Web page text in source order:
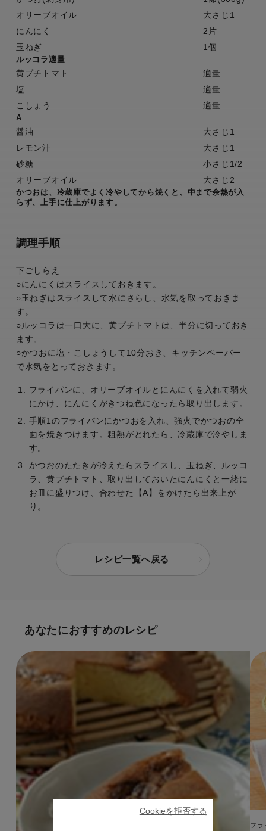
オリーブオイル
大さじ1
にんにく
2片
玉ねぎ
1個
ルッコラ適量
黄プチトマト
適量
塩
適量
こしょう
適量
A
醤油
大さじ1
レモン汁
大さじ1
砂糖
小さじ1/2
オリーブオイル
大さじ2
かつおは、冷蔵庫でよく冷やしてから焼くと、中まで余熱が入
らず、上手に仕上がります。
調理手順
下ごしらえ
○にんにくはスライスしておきます。
○玉ねぎはスライスして水にさらし、水気を取っておきま
す。
○ルッコラは一口大に、黄プチトマトは、半分に切っておき
ます。
○かつおに塩・こしょうして10分おき、キッチンペーパー
で水気をとっておきます。
フライパンに、オリーブオイルとにんにくを入れて弱火
にかけ、にんにくがきつね色になったら取り出します。
手順1のフライパンにかつおを入れ、強火でかつおの全
面を焼きつけます。粗熱がとれたら、冷蔵庫で冷やしま
す。
かつおのたたきが冷えたらスライスし、玉ねぎ、ルッコ
ラ、黄プチトマト、取り出しておいたにんにくと一緒に
お皿に盛りつけ、合わせた【A】をかけたら出来上が
り。
レシピ一覧へ戻る
あなたにおすすめのレシピ
フラ
Cookieを拒否する